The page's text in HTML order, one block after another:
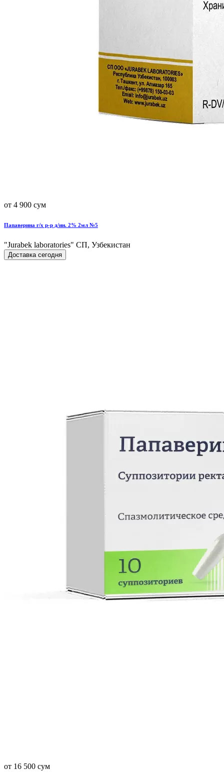
от 4 900 сум
Папаверина г/х р-р д/ин. 2% 2мл №5
"Jurabek laboratories" СП, Узбекистан
Доставка сегодня
от 16 500 сум